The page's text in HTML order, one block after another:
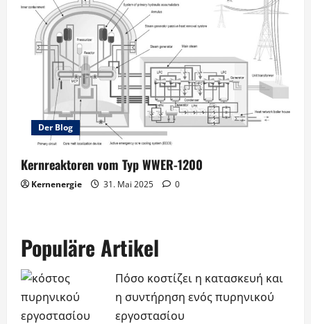
Der Blog
Kernreaktoren vom Typ WWER-1200
Kernenergie 31. Mai 2025 0
Populäre Artikel
Πόσο κοστίζει η κατασκευή και
η συντήρηση ενός πυρηνικού
εργοστασίου